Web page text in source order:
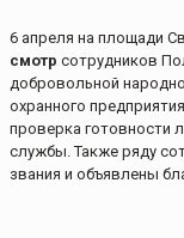
6 апреля на площади
смотр сотрудников
добровольной
охранного
проверка готовности
службы. Также ряду
звания и объявлены